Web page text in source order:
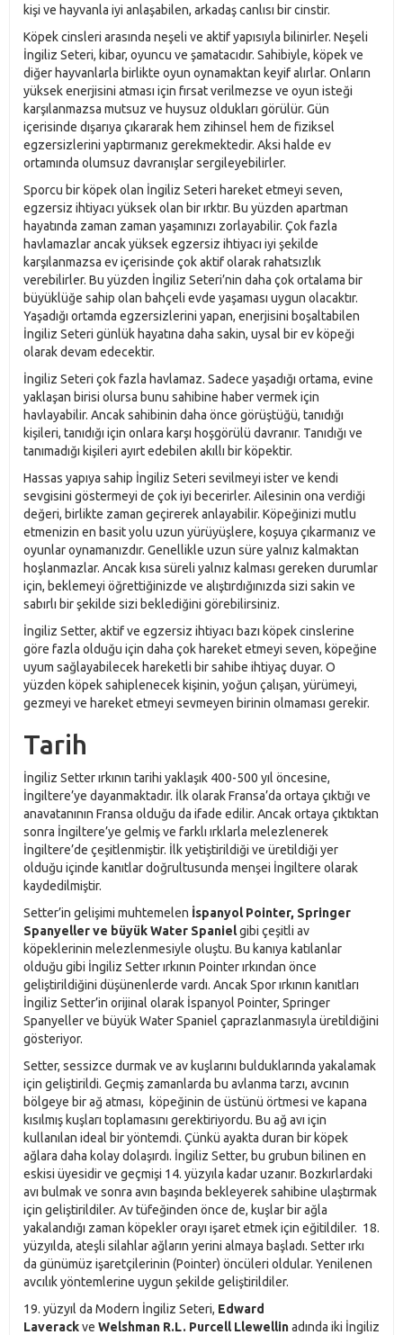
kişi ve hayvanla iyi anlaşabilen, arkadaş canlısı bir cinstir.
Köpek cinsleri arasında neşeli ve aktif yapısıyla bilinirler. Neşeli
İngiliz Seteri, kibar, oyuncu ve şamatacıdır. Sahibiyle, köpek ve
diğer hayvanlarla birlikte oyun oynamaktan keyif alırlar. Onların
yüksek enerjisini atması için fırsat verilmezse ve oyun isteği
karşılanmazsa mutsuz ve huysuz oldukları görülür. Gün
içerisinde dışarıya çıkararak hem zihinsel hem de fiziksel
egzersizlerini yaptırmanız gerekmektedir. Aksi halde ev
ortamında olumsuz davranışlar sergileyebilirler.
Sporcu bir köpek olan İngiliz Seteri hareket etmeyi seven,
egzersiz ihtiyacı yüksek olan bir ırktır. Bu yüzden apartman
hayatında zaman zaman yaşamınızı zorlayabilir. Çok fazla
havlamazlar ancak yüksek egzersiz ihtiyacı iyi şekilde
karşılanmazsa ev içerisinde çok aktif olarak rahatsızlık
verebilirler. Bu yüzden İngiliz Seteri’nin daha çok ortalama bir
büyüklüğe sahip olan bahçeli evde yaşaması uygun olacaktır.
Yaşadığı ortamda egzersizlerini yapan, enerjisini boşaltabilen
İngiliz Seteri günlük hayatına daha sakin, uysal bir ev köpeği
olarak devam edecektir.
İngiliz Seteri çok fazla havlamaz. Sadece yaşadığı ortama, evine
yaklaşan birisi olursa bunu sahibine haber vermek için
havlayabilir. Ancak sahibinin daha önce görüştüğü, tanıdığı
kişileri, tanıdığı için onlara karşı hoşgörülü davranır. Tanıdığı ve
tanımadığı kişileri ayırt edebilen akıllı bir köpektir.
Hassas yapıya sahip İngiliz Seteri sevilmeyi ister ve kendi
sevgisini göstermeyi de çok iyi becerirler. Ailesinin ona verdiği
değeri, birlikte zaman geçirerek anlayabilir. Köpeğinizi mutlu
etmenizin en basit yolu uzun yürüyüşlere, koşuya çıkarmanız ve
oyunlar oynamanızdır. Genellikle uzun süre yalnız kalmaktan
hoşlanmazlar. Ancak kısa süreli yalnız kalması gereken durumlar
için, beklemeyi öğrettiğinizde ve alıştırdığınızda sizi sakin ve
sabırlı bir şekilde sizi beklediğini görebilirsiniz.
İngiliz Setter, aktif ve egzersiz ihtiyacı bazı köpek cinslerine
göre fazla olduğu için daha çok hareket etmeyi seven, köpeğine
uyum sağlayabilecek hareketli bir sahibe ihtiyaç duyar. O
yüzden köpek sahiplenecek kişinin, yoğun çalışan, yürümeyi,
gezmeyi ve hareket etmeyi sevmeyen birinin olmaması gerekir.
Tarih
İngiliz Setter ırkının tarihi yaklaşık 400-500 yıl öncesine,
İngiltere’ye dayanmaktadır. İlk olarak Fransa’da ortaya çıktığı ve
anavatanının Fransa olduğu da ifade edilir. Ancak ortaya çıktıktan
sonra İngiltere’ye gelmiş ve farklı ırklarla melezlenerek
İngiltere’de çeşitlenmiştir. İlk yetiştirildiği ve üretildiği yer
olduğu içinde kanıtlar doğrultusunda menşei İngiltere olarak
kaydedilmiştir.
Setter’in gelişimi muhtemelen İspanyol Pointer, Springer
Spanyeller ve büyük Water Spanielgibi çeşitli av
köpeklerinin melezlenmesiyle oluştu. Bu kanıya katılanlar
olduğu gibi İngiliz Setter ırkının Pointer ırkından önce
geliştirildiğini düşünenlerde vardı. Ancak Spor ırkının kanıtları
İngiliz Setter’in orijinal olarak İspanyol Pointer, Springer
Spanyeller ve büyük Water Spaniel çaprazlanmasıyla üretildiğini
gösteriyor.
Setter, sessizce durmak ve av kuşlarını bulduklarında yakalamak
için geliştirildi. Geçmiş zamanlarda bu avlanma tarzı, avcının
bölgeye bir ağ atması, köpeğinin de üstünü örtmesi ve kapana
kısılmış kuşları toplamasını gerektiriyordu. Bu ağ avı için
kullanılan ideal bir yöntemdi. Çünkü ayakta duran bir köpek
ağlara daha kolay dolaşırdı. İngiliz Setter, bu grubun bilinen en
eskisi üyesidir ve geçmişi 14. yüzyıla kadar uzanır. Bozkırlardaki
avı bulmak ve sonra avın başında bekleyerek sahibine ulaştırmak
için geliştirildiler. Av tüfeğinden önce de, kuşlar bir ağla
yakalandığı zaman köpekler orayı işaret etmek için eğitildiler. 18.
yüzyılda, ateşli silahlar ağların yerini almaya başladı. Setter ırkı
da günümüz işaretçilerinin (Pointer) öncüleri oldular. Yenilenen
avcılık yöntemlerine uygun şekilde geliştirildiler.
19. yüzyıl da Modern İngiliz Seteri, Edward
Laverackve Welshman R.L. Purcell Llewellinadında iki İngiliz